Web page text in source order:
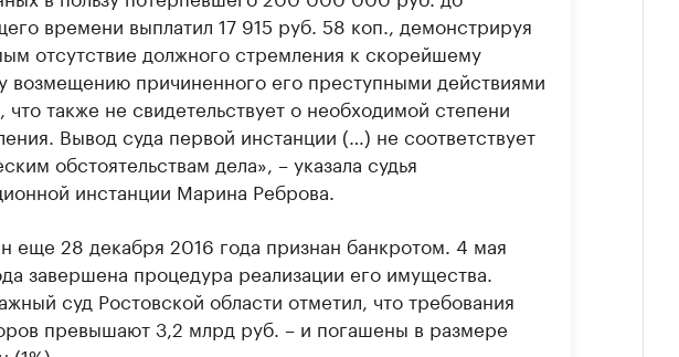
времени выплатил 17 915 руб. 58 коп., демонстрируя
отсутствие должного стремления к скорейшему
возмещению причиненного его преступными действиями
также не свидетельствует о необходимой степени
Вывод суда первой инстанции (…) не соответствует
обстоятельствам дела», – указала судья
инстанции Марина Реброва.
еще 28 декабря 2016 года признан банкротом. 4 мая
завершена процедура реализации его имущества.
суд Ростовской области отметил, что требования
превышают 3,2 млрд руб. – и погашены в размере